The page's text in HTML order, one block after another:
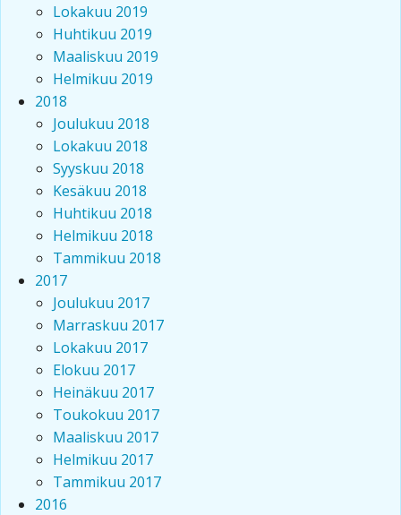
Lokakuu 2019
Huhtikuu 2019
Maaliskuu 2019
Helmikuu 2019
2018
Joulukuu 2018
Lokakuu 2018
Syyskuu 2018
Kesäkuu 2018
Huhtikuu 2018
Helmikuu 2018
Tammikuu 2018
2017
Joulukuu 2017
Marraskuu 2017
Lokakuu 2017
Elokuu 2017
Heinäkuu 2017
Toukokuu 2017
Maaliskuu 2017
Helmikuu 2017
Tammikuu 2017
2016